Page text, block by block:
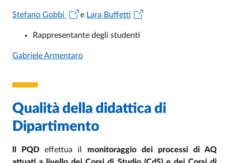
Stefano Gobbi e Lara Buffetti
Rappresentante degli studenti
Gabriele Armentaro
Qualità della didattica di
Dipartimento
ll PQDeffettua il monitoraggio dei processi di AQ